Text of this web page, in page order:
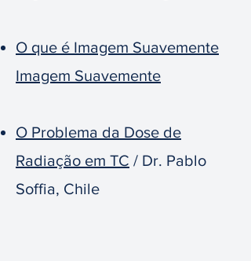
O que é Imagem Suavemente
Imagem Suavemente
O Problema da Dose de
Radiação em TC / Dr. Pablo
Soffia, Chile